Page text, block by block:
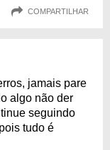
COMPARTILHAR
jamais pare
algo não der
seguindo
tudo é